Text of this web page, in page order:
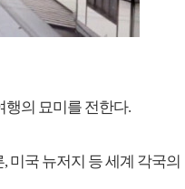
행의 묘미를 전한다.
미국 뉴저지 등 세계 각국의